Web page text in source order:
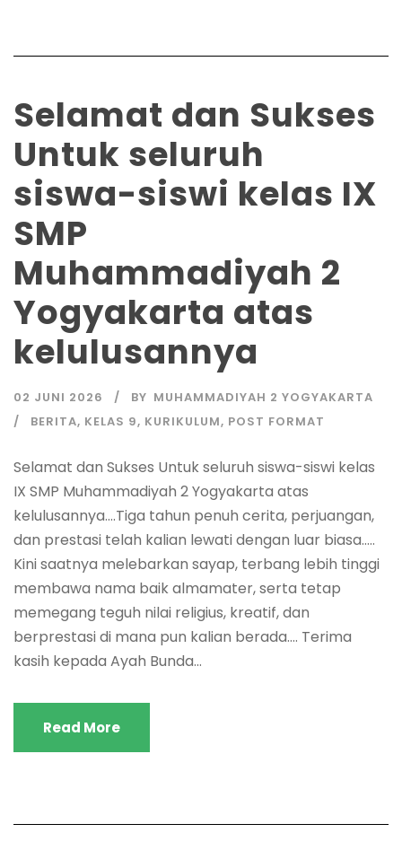
​Selamat dan Sukses
Untuk seluruh
siswa-siswi kelas IX
SMP
Muhammadiyah 2
Yogyakarta atas
kelulusannya
02 JUNI 2026 BY MUHAMMADIYAH 2 YOGYAKARTA
BERITA, KELAS 9, KURIKULUM, POST FORMAT
​Selamat dan Sukses Untuk seluruh siswa-siswi kelas
IX SMP Muhammadiyah 2 Yogyakarta atas
kelulusannya….Tiga tahun penuh cerita, perjuangan,
dan prestasi telah kalian lewati dengan luar biasa…..​
Kini saatnya melebarkan sayap, terbang lebih tinggi
membawa nama baik almamater, serta tetap
memegang teguh nilai religius, kreatif, dan
berprestasi di mana pun kalian berada…. ​Terima
kasih kepada Ayah Bunda...
Read More